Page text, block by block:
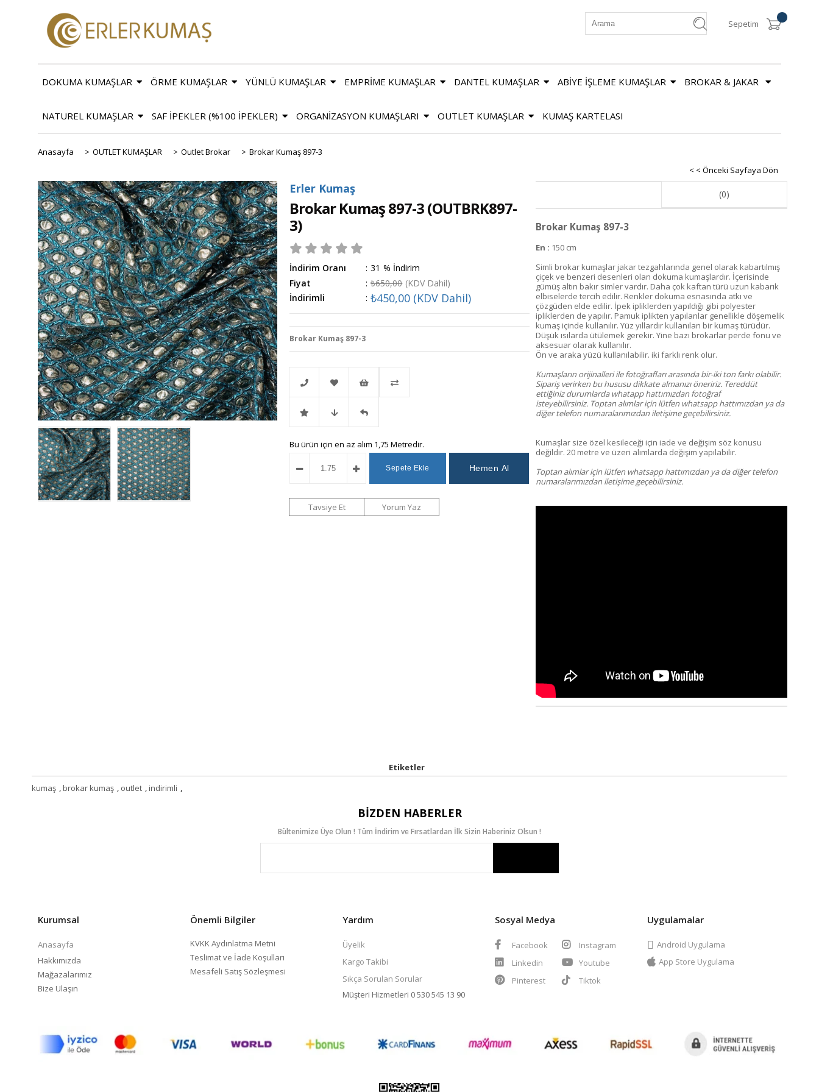
Sepetim
DOKUMA KUMAŞLAR ÖRME KUMAŞLAR YÜNLÜ KUMAŞLAR EMPRİME KUMAŞLAR DANTEL KUMAŞLAR ABİYE İŞLEME KUMAŞLAR BROKAR & JAKAR
NATUREL KUMAŞLAR SAF İPEKLER (%100 İPEKLER) ORGANİZASYON KUMAŞLARI OUTLET KUMAŞLAR KUMAŞ KARTELASI
Anasayfa > OUTLET KUMAŞLAR > Outlet Brokar > Brokar Kumaş 897-3
< < Önceki Sayfaya Dön
Erler Kumaş
Brokar Kumaş 897-3(OUTBRK897-
3)
İndirim Oranı : %
31
İndirim
Fiyat
: ₺650,00 (KDV Dahil)
İndirimli
: ₺450,00 (KDV Dahil)
Brokar Kumaş 897-3
Telefonla
Sipariş
Favorilere
Ekle
İstek
Listeme
Ekle
İndirimli Fiyat
Düşünce
Haber
Gelince
Haber
Bu ürün için en az alım 1,75 Metredir.
Tavsiye Et Yorum Yaz
(0)
Brokar Kumaş 897-3
En : 150 cm
Simli brokar kumaşlar jakar tezgahlarında genel olarak kabartılmış
çiçek ve benzeri desenleri olan dokuma kumaşlardır. İçerisinde
gümüş altın bakır simler vardır. Daha çok kaftan türü uzun kabarık
elbiselerde tercih edilir. Renkler dokuma esnasında atkı ve
çözgüden elde edilir. İpek ipliklerden yapıldığı gibi polyester
ipliklerden de yapılır. Pamuk iplikten yapılanlar genellikle döşemelik
kumaş içinde kullanılır. Yüz yıllardır kullanılan bir kumaş türüdür.
Düşük ısılarda ütülemek gerekir. Yine bazı brokarlar perde fonu ve
aksesuar olarak kullanılır.
Ön ve araka yüzü kullanılabilir. iki farklı renk olur.
Kumaşların orijinalleri ile fotoğrafları arasında bir-iki ton farkı olabilir.
Sipariş verirken bu hususu dikkate almanızı öneririz. Tereddüt
ettiğiniz durumlarda whatapp hattımızdan fotoğraf
isteyebilirsiniz. Toptan alımlar için lütfen whatsapp hattımızdan ya da
diğer telefon numaralarımızdan iletişime geçebilirsiniz.
Kumaşlar size özel kesileceği için iade ve değişim söz konusu
değildir. 20 metre ve üzeri alımlarda değişim yapılabilir.
Toptan alımlar için lütfen whatsapp hattımızdan ya da diğer telefon
numaralarımızdan iletişime geçebilirsiniz.
Etiketler
kumaş ,brokar kumaş , outlet ,indirimli ,
BIZDEN HABERLER
Bültenimize Üye Olun ! Tüm İndirim ve Fırsatlardan İlk Sizin Haberiniz Olsun !
Kurumsal
Anasayfa
Hakkımızda
Mağazalarımız
Bize Ulaşın
Önemli Bilgiler
KVKK Aydınlatma Metni
Teslimat ve İade Koşulları
Mesafeli Satış Sözleşmesi
Yardım
Üyelik
Kargo Takibi
Sıkça Sorulan Sorular
Müşteri Hizmetleri 0 530 545 13 90
Sosyal Medya
Facebook
Instagram
Linkedin
Youtube
Pinterest
Tiktok
Uygulamalar
Android Uygulama
App Store Uygulama